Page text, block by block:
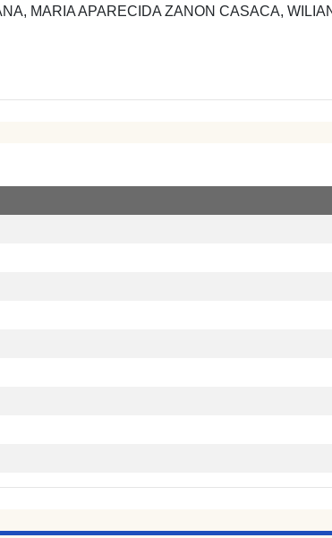
MARIA APARECIDA ZANON CASACA,